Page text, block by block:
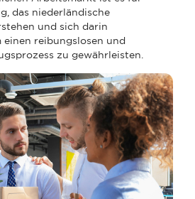
das niederländische
und sich darin
reibungslosen und
zu gewährleisten.